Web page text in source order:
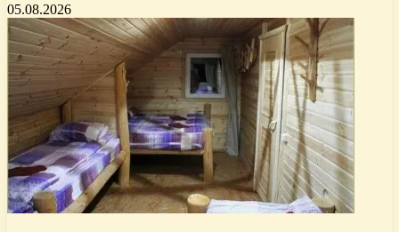
05.08.2026